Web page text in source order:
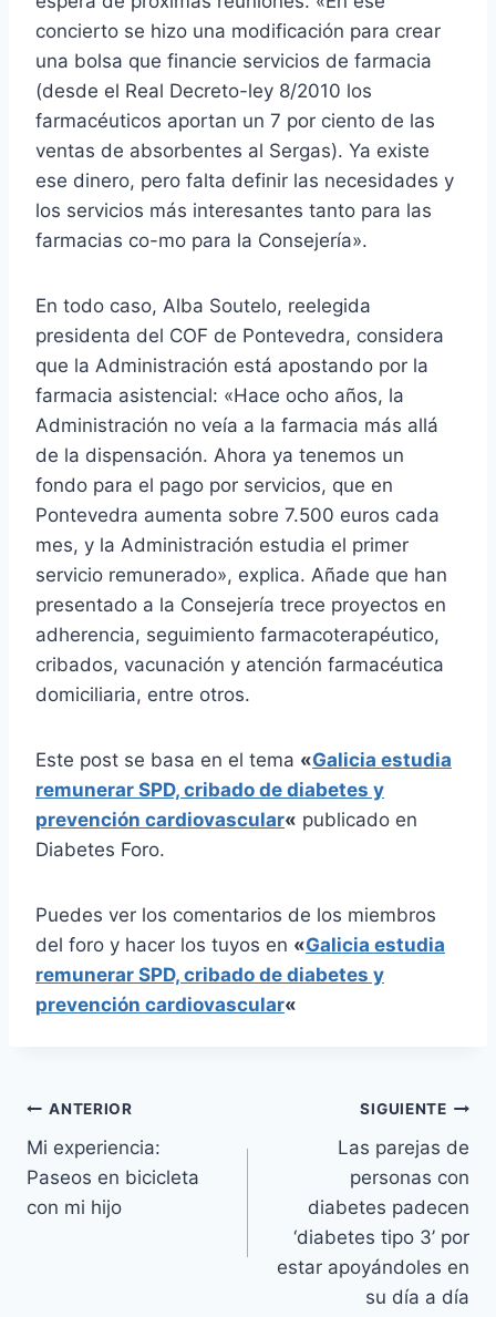
concierto se hizo una modificación para crear
una bolsa que financie servicios de farmacia
(desde el Real Decreto-ley 8/2010 los
farmacéuticos aportan un 7 por ciento de las
ventas de absorbentes al Sergas). Ya existe
ese dinero, pero falta definir las necesidades y
los servicios más interesantes tanto para las
farmacias co-mo para la Consejería».
En todo caso, Alba Soutelo, reelegida
presidenta del COF de Pontevedra, considera
que la Administración está apostando por la
farmacia asistencial: «Hace ocho años, la
Administración no veía a la farmacia más allá
de la dispensación. Ahora ya tenemos un
fondo para el pago por servicios, que en
Pontevedra aumenta sobre 7.500 euros cada
mes, y la Administración estudia el primer
servicio remunerado», explica. Añade que han
presentado a la Consejería trece proyectos en
adherencia, seguimiento farmacoterapéutico,
cribados, vacunación y atención farmacéutica
domiciliaria, entre otros.
Este post se basa en el tema «Galicia estudia
remunerar SPD, cribado de diabetes y
prevención cardiovascular« publicado en
Diabetes Foro.
Puedes ver los comentarios de los miembros
del foro y hacer los tuyos en «Galicia estudia
remunerar SPD, cribado de diabetes y
prevención cardiovascular«
Navegación
de
entradas
ANTERIOR
Mi experiencia:
Paseos en bicicleta
con mi hijo
SIGUIENTE
Las parejas de
personas con
diabetes padecen
‘diabetes tipo 3’ por
estar apoyándoles en
su día a día